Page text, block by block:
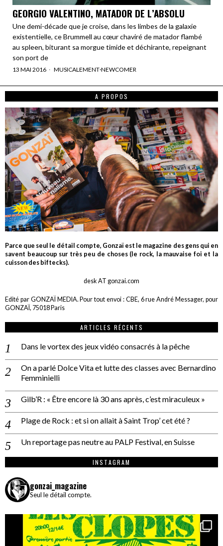
GEORGIO VALENTINO, MATADOR DE L’ABSOLU
Une demi-décade que je croise, dans les limbes de la galaxie
existentielle, ce Brummell au cœur chaviré de matador flambé
au spleen, biturant sa morgue timide et déchirante, repeignant
son port de
13 MAI 2016 MUSICALEMENT·NEWCOMER
A PROPOS
Parce que seul le détail compte, Gonzaï est le magazine des gens qui en
savent beaucoup sur très peu de choses (le rock, la mauvaise foi et la
cuisson des biftecks).
desk AT gonzai.com
Edité par GONZAÏ MEDIA. Pour tout envoi : CBE, 6 rue André Messager, pour
GONZAÏ, 75018 Paris
ARTICLES RÉCENTS
Dans le vortex des jeux vidéo consacrés à la pêche
On a parlé Dolce Vita et lutte des classes avec Bernardino
Femminielli
Gilb’R : « Être encore là 30 ans après, c’est miraculeux »
Plage de Rock : et si on allait à Saint Trop’ cet été ?
Un reportage pas neutre au PALP Festival, en Suisse
INSTAGRAM
gonzai_magazine
Seul le détail compte.